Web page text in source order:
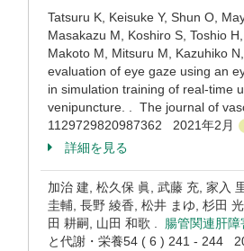
Tatsuru K, Keisuke Y, Shun O,
Masakazu M, Koshiro S, Toshio H,
Makoto M, Mitsuru M, Kazuhiko
evaluation of eye gaze using an
in simulation training of real-time
venipuncture. . The journal of
1129729820987362 2021年2月
詳細を見る
加治 建, 松久保 眞, 武藤 充, 家入
圭輔, 長野 綾香, 松井 まゆ, 杉田
田 耕嗣, 山田 和歌 . 腸管関連肝
と代謝・栄養54 ( 6 ) 241 - 244